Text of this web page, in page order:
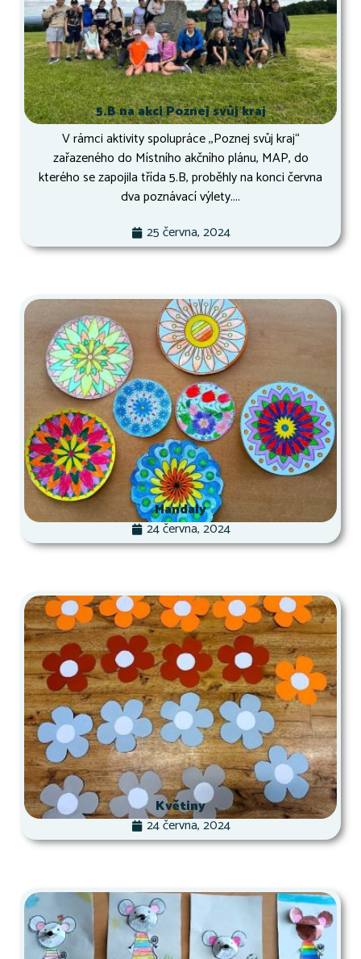
5.B na akci Poznej svůj kraj
V rámci aktivity spolupráce ,,Poznej svůj kraj“
zařazeného do Místního akčního plánu, MAP, do
kterého se zapojila třída 5.B, proběhly na konci června
dva poznávací výlety....
25 června, 2024
Mandaly
24 června, 2024
Květiny
24 června, 2024